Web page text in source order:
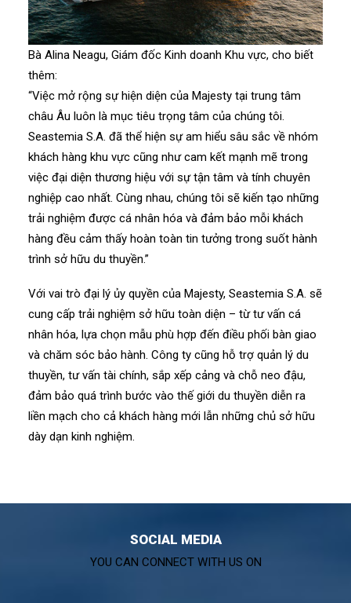
Bà Alina Neagu, Giám đốc Kinh doanh Khu vực, cho biết
thêm:
“Việc mở rộng sự hiện diện của Majesty tại trung tâm
châu Âu luôn là mục tiêu trọng tâm của chúng tôi.
Seastemia S.A. đã thể hiện sự am hiểu sâu sắc về nhóm
khách hàng khu vực cũng như cam kết mạnh mẽ trong
việc đại diện thương hiệu với sự tận tâm và tính chuyên
nghiệp cao nhất. Cùng nhau, chúng tôi sẽ kiến tạo những
trải nghiệm được cá nhân hóa và đảm bảo mỗi khách
hàng đều cảm thấy hoàn toàn tin tưởng trong suốt hành
trình sở hữu du thuyền.”
Với vai trò đại lý ủy quyền của Majesty, Seastemia S.A. sẽ
cung cấp trải nghiệm sở hữu toàn diện – từ tư vấn cá
nhân hóa, lựa chọn mẫu phù hợp đến điều phối bàn giao
và chăm sóc bảo hành. Công ty cũng hỗ trợ quản lý du
thuyền, tư vấn tài chính, sắp xếp cảng và chỗ neo đậu,
đảm bảo quá trình bước vào thế giới du thuyền diễn ra
liền mạch cho cả khách hàng mới lẫn những chủ sở hữu
dày dạn kinh nghiệm.
SOCIAL MEDIA
YOU CAN CONNECT WITH US ON